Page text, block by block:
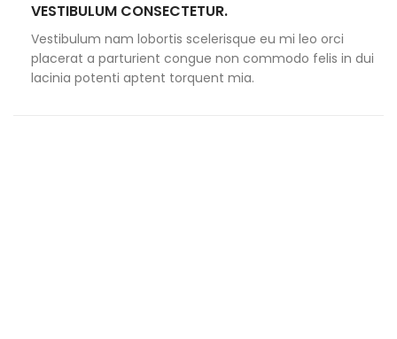
VESTIBULUM CONSECTETUR.
Vestibulum nam lobortis scelerisque eu mi leo orci
placerat a parturient congue non commodo felis in dui
lacinia potenti aptent torquent mia.